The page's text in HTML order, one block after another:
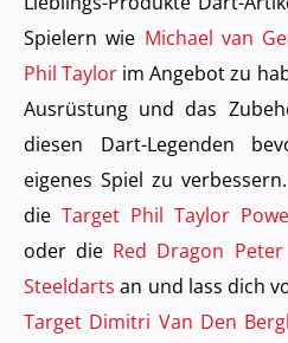
Spielern wie Michael van
Phil Taylor im Angebot zu
Ausrüstung und das
diesen Dart-Legenden
eigenes Spiel zu
die Target Phil Taylor
oder die Red Dragon
Steeldarts an und lass dich
Target Dimitri Van Den